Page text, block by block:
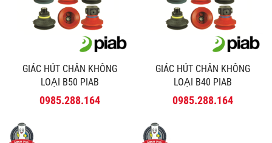
GIÁC HÚT CHÂN KHÔNG
LOẠI B50 PIAB
0985.288.164
GIÁC HÚT CHÂN KHÔNG
LOẠI B40 PIAB
0985.288.164